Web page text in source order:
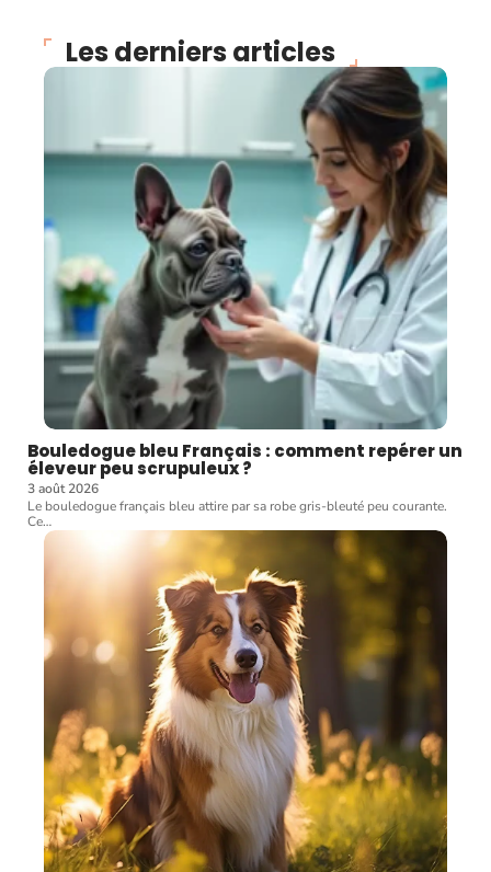
Les derniers articles
Bouledogue bleu Français : comment repérer un
éleveur peu scrupuleux ?
3 août 2026
Le bouledogue français bleu attire par sa robe gris-bleuté peu courante.
Ce…